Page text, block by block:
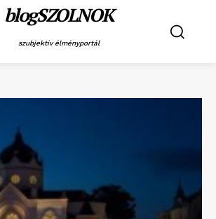
blogSZOLNOK
szubjektív élményportál